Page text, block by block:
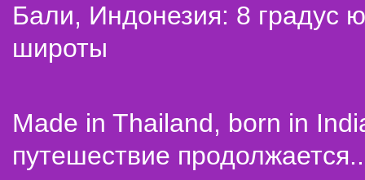
Бали, Индонезия: 8 градус
широты
Made in Thailand, born in
путешествие